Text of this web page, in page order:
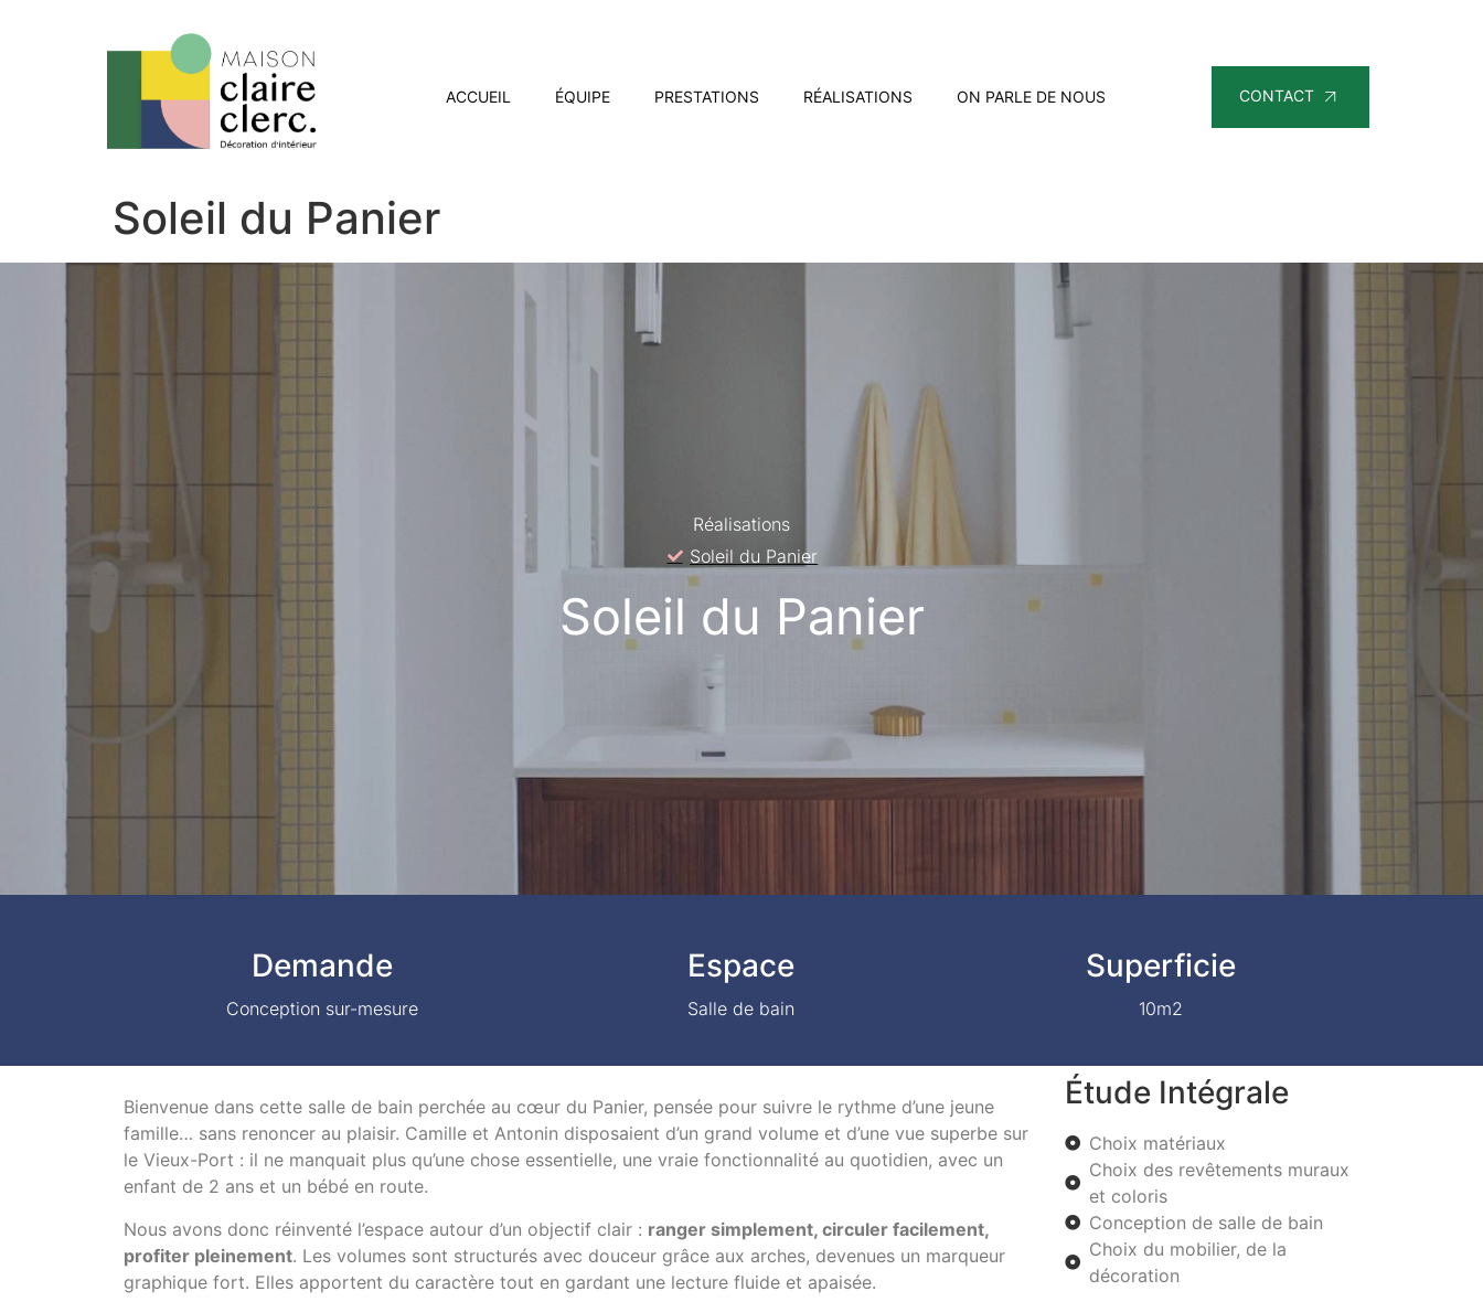
ACCUEIL ÉQUIPE PRESTATIONS RÉALISATIONS ON PARLE DE NOUS CONTACT
Soleil du Panier
Réalisations
Soleil du Panier
Soleil du Panier
Demande
Conception sur-mesure
Espace
Salle de bain
Superficie
10m2
Bienvenue dans cette salle de bain perchée au cœur du Panier, pensée pour suivre le rythme d’une jeune
famille… sans renoncer au plaisir. Camille et Antonin disposaient d’un grand volume et d’une vue superbe sur
le Vieux-Port : il ne manquait plus qu’une chose essentielle, une vraie fonctionnalité au quotidien, avec un
enfant de 2 ans et un bébé en route.
Nous avons donc réinventé l’espace autour d’un objectif clair : ranger simplement, circuler facilement,
profiter pleinement. Les volumes sont structurés avec douceur grâce aux arches, devenues un marqueur
graphique fort. Elles apportent du caractère tout en gardant une lecture fluide et apaisée.
Étude Intégrale
Choix matériaux
Choix des revêtements muraux
et coloris
Conception de salle de bain
Choix du mobilier, de la
décoration